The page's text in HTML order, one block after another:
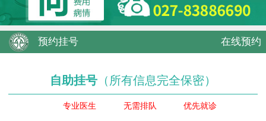
预约挂号 在线预约
自助挂号 （所有信息完全保密）
专业医生 无需排队 优先就诊